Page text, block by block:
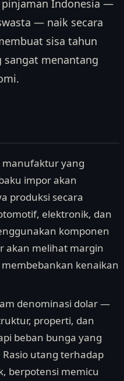
pinjaman Indonesia —
— naik secara
sisa tahun
sangat menantang
yang
impor akan
produksi secara
elektronik, dan
komponen
akan melihat margin
kenaikan
denominasi dolar —
properti, dan
beban bunga yang
utang terhadap
berpotensi memicu